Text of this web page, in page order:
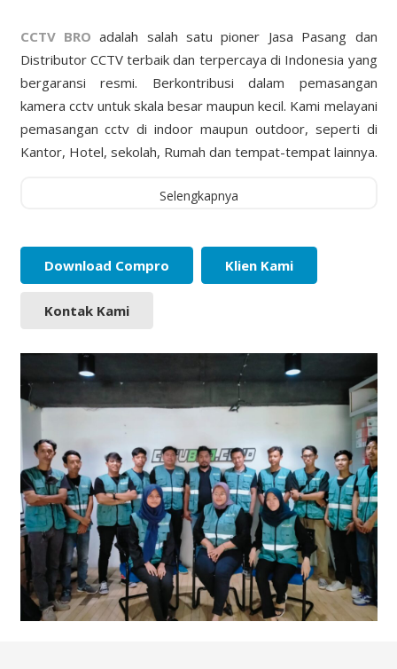
CCTV BRO adalah salah satu pioner Jasa Pasang dan
Distributor CCTV terbaik dan terpercaya di Indonesia yang
bergaransi resmi. Berkontribusi dalam pemasangan
kamera cctv untuk skala besar maupun kecil. Kami melayani
pemasangan cctv di indoor maupun outdoor, seperti di
Kantor, Hotel, sekolah, Rumah dan tempat-tempat lainnya.
Selengkapnya
Download Compro Klien Kami
Kontak Kami